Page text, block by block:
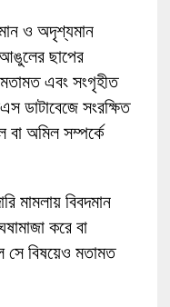
ও অদৃশ্যমান
ছাপের
মতামত এবং সংগৃহীত
ডাটাবেজে সংরক্ষিত
বা অমিল সম্পর্কে
মামলায় বিবদমান
করে বা
সে বিষয়েও মতামত